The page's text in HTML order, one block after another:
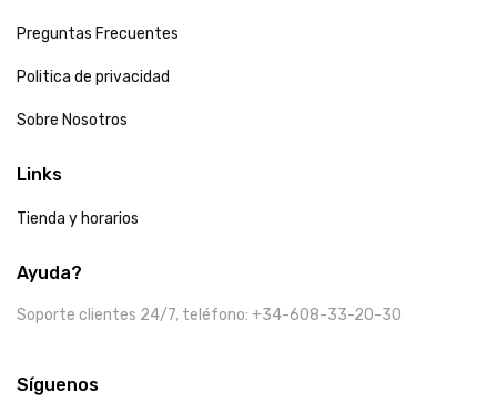
Preguntas Frecuentes
Politica de privacidad
Sobre Nosotros
Links
Tienda y horarios
Ayuda?
Soporte clientes 24/7, teléfono: +34-608-33-20-30
Síguenos